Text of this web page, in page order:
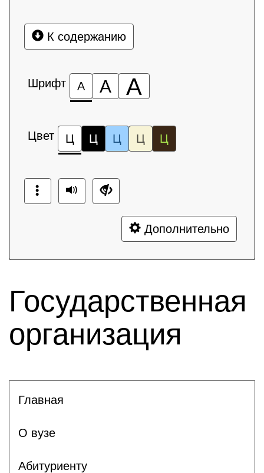
К содержанию
Шрифт А А А
Цвет Ц Ц Ц Ц Ц
Дополнительно
Государственная
организация
Главная
О вузе
Абитуриенту